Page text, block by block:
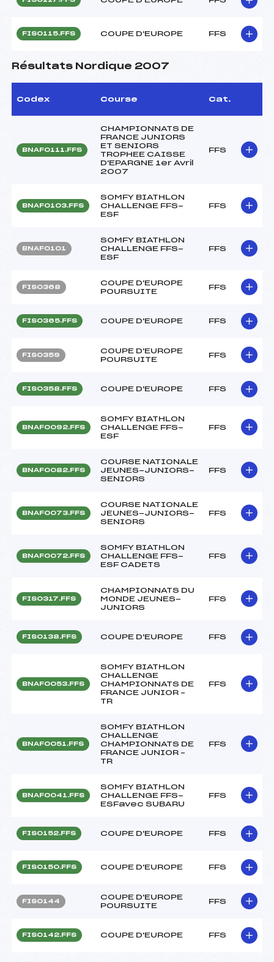
FIS0115.FFS COUPE D'EUROPE FFS
Résultats Nordique 2007
Codex Course Cat.
BNAF0111.FFS
CHAMPIONNATS DE
FRANCE JUNIORS
ET SENIORS
TROPHEE CAISSE
D'EPARGNE 1er Avril
2007
FFS
BNAF0103.FFS
SOMFY BIATHLON
CHALLENGE FFS-
ESF
FFS
BNAF0101
SOMFY BIATHLON
CHALLENGE FFS-
ESF
FFS
FIS0368
COUPE D'EUROPE
POURSUITE
FFS
FIS0365.FFS COUPE D'EUROPE FFS
FIS0359
COUPE D'EUROPE
POURSUITE
FFS
FIS0358.FFS COUPE D'EUROPE FFS
BNAF0092.FFS
SOMFY BIATHLON
CHALLENGE FFS-
ESF
FFS
BNAF0082.FFS
COURSE NATIONALE
JEUNES-JUNIORS-
SENIORS
FFS
BNAF0073.FFS
COURSE NATIONALE
JEUNES-JUNIORS-
SENIORS
FFS
BNAF0072.FFS
SOMFY BIATHLON
CHALLENGE FFS-
ESF CADETS
FFS
FIS0317.FFS
CHAMPIONNATS DU
MONDE JEUNES-
JUNIORS
FFS
FIS0138.FFS COUPE D'EUROPE FFS
BNAF0053.FFS
SOMFY BIATHLON
CHALLENGE
CHAMPIONNATS DE
FRANCE JUNIOR –
TR
FFS
BNAF0051.FFS
SOMFY BIATHLON
CHALLENGE
CHAMPIONNATS DE
FRANCE JUNIOR –
TR
FFS
BNAF0041.FFS
SOMFY BIATHLON
CHALLENGE FFS-
ESFavec SUBARU
FFS
FIS0152.FFS COUPE D'EUROPE FFS
FIS0150.FFS COUPE D'EUROPE FFS
FIS0144
COUPE D'EUROPE
POURSUITE
FFS
FIS0142.FFS COUPE D'EUROPE FFS